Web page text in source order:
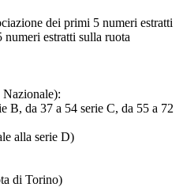
dei primi 5 numeri estratti
estratti sulla ruota
Nazionale):
B, da 37 a 54 serie C, da 55 a 72
alla serie D)
di Torino)